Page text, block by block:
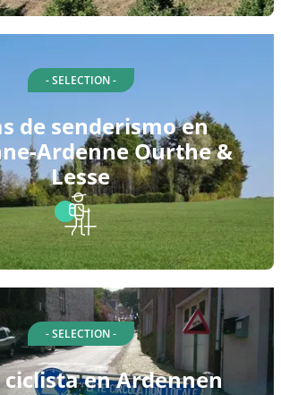
- SELECTION -
de senderismo en
Ardenne Ourthe &
Lesse
- SELECTION -
ciclista en Ardennen